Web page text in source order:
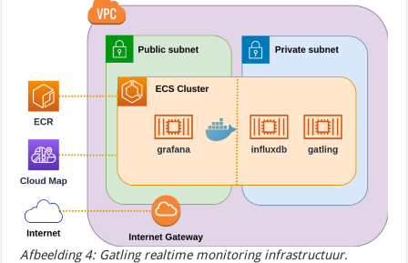
Afbeelding 4: Gatling realtime monitoring infrastructuur.